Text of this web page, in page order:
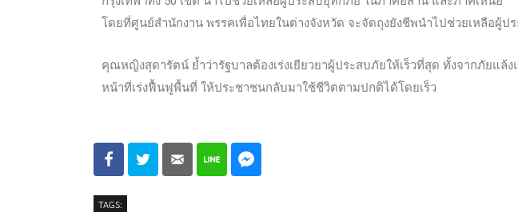
โดยที่ศูนย์สำนักงาน พรรคเพื่อไทยในต่างจังหวัด จะจัดถุงยังชีพนำไปช่วยเหลือผู้ป
คุณหญิงสุดารัตน์ ย้ำว่ารัฐบาลต้องเร่งเยียวยาผู้ประสบภัยให้เร็วที่สุด ทั้งจากภัยแล้ง
หน้าที่เร่งฟื้นฟูพื้นที่ ให้ประชาชนกลับมาใช้ชีวิตตามปกติได้โดยเร็ว
TAGS: